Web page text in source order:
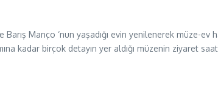
Manço ‘nun yaşadığı evin yenilenerek müze-ev
kadar birçok detayın yer aldığı müzenin ziyaret